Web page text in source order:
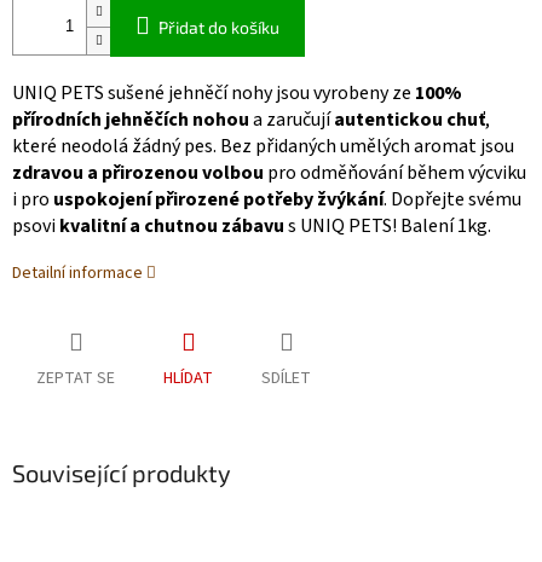
Přidat do košíku
UNIQ PETS sušené jehněčí nohy jsou vyrobeny ze 100%
přírodních jehněčích nohoua zaručujíautentickou chuť,
které neodolá žádný pes. Bez přidaných umělých aromat jsou
zdravou a přirozenou volbou pro odměňování během výcviku
i pro uspokojení přirozené potřeby žvýkání. Dopřejte svému
psovikvalitní a chutnou zábavus UNIQ PETS! Balení 1kg.
Detailní informace
ZEPTAT SE HLÍDAT SDÍLET
Související produkty